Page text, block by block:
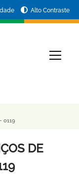
Alto Contraste
0119
DE